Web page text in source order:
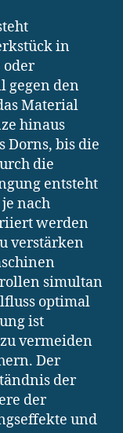
in
oder
gegen den
Material
hinaus
Dorns, bis die
die
entsteht
nach
werden
verstärken
simultan
optimal
ist
vermeiden
Der
der
der
und